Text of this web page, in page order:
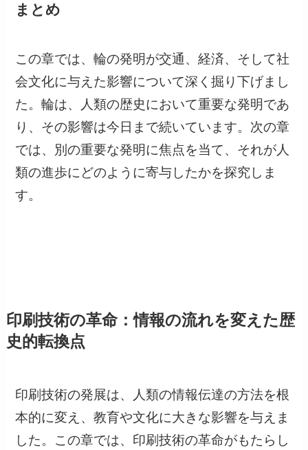
まとめ
この章では、輪の発明が交通、経済、そして社
会文化に与えた影響について深く掘り下げまし
た。輪は、人類の歴史において重要な発明であ
り、その影響は今日まで続いています。次の章
では、別の重要な発明に焦点を当て、それが人
類の進歩にどのように寄与したかを探究しま
す。
印刷技術の革命：情報の流れを変えた歴
史的転換点
印刷技術の発展は、人類の情報伝達の方法を根
本的に変え、教育や文化に大きな影響を与えま
した。この章では、印刷技術の革命がもたらし